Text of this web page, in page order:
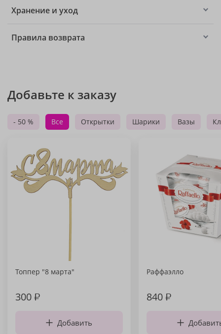
Хранение и уход
Правила возврата
Добавьте к заказу
- 50 % Все Открытки Шарики Вазы
Топпер "8 марта"
300₽
Добавить
Раффаэлло
840₽